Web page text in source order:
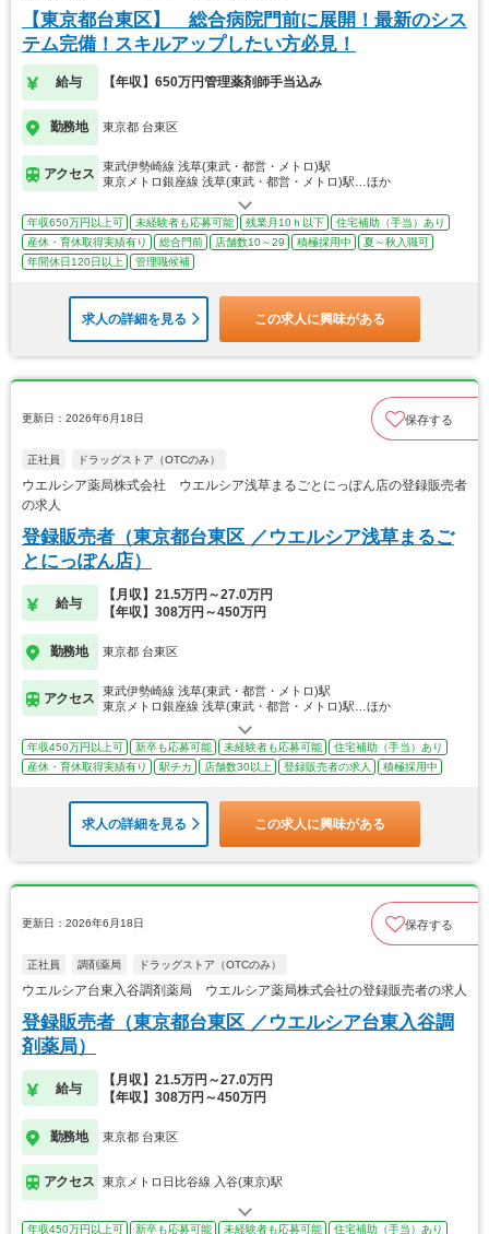
【東京都台東区】 総合病院門前に展開！最新のシス
テム完備！スキルアップしたい方必見！
給与 【年収】650万円管理薬剤師手当込み
勤務地 東京都 台東区
アクセス
東武伊勢崎線 浅草(東武・都営・メトロ)駅
東京メトロ銀座線 浅草(東武・都営・メトロ)駅…ほか
年収650万円以上可 未経験者も応募可能 残業月10ｈ以下
住宅補助（手当）あり
産休・育休取得実績有り
総合門前 店舗数10～29 積極採用中
夏～秋入職可
年間休日120日以上
管理職候補
求人の詳細を見る この求人に興味がある
更新日：2026年6月18日 保存する
正社員 ドラッグストア（OTCのみ）
ウエルシア薬局株式会社 ウエルシア浅草まるごとにっぽん店の登録販売者
の求人
登録販売者（東京都台東区 ／ウエルシア浅草まるご
とにっぽん店）
給与
【月収】21.5万円～27.0万円
【年収】308万円～450万円
勤務地 東京都 台東区
アクセス
東武伊勢崎線 浅草(東武・都営・メトロ)駅
東京メトロ銀座線 浅草(東武・都営・メトロ)駅…ほか
年収450万円以上可 新卒も応募可能 未経験者も応募可能
住宅補助（手当）あり
産休・育休取得実績有り
駅チカ 店舗数30以上 登録販売者の求人 積極採用中
求人の詳細を見る この求人に興味がある
更新日：2026年6月18日 保存する
正社員 調剤薬局 ドラッグストア（OTCのみ）
ウエルシア台東入谷調剤薬局 ウエルシア薬局株式会社の登録販売者の求人
登録販売者（東京都台東区 ／ウエルシア台東入谷調
剤薬局）
給与
【月収】21.5万円～27.0万円
【年収】308万円～450万円
勤務地 東京都 台東区
アクセス 東京メトロ日比谷線 入谷(東京)駅
年収450万円以上可 新卒も応募可能 未経験者も応募可能 住宅補助（手当）あり